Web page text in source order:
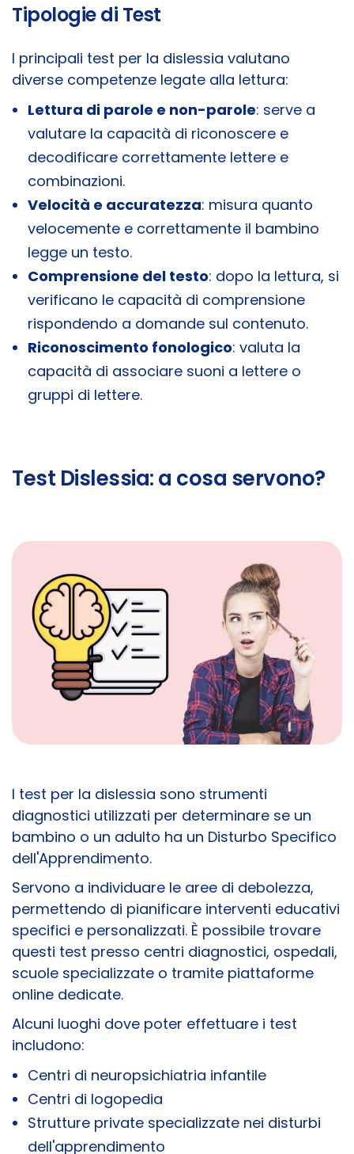
Tipologie di Test
I principali test per la dislessia valutano
diverse competenze legate alla lettura:
Lettura di parole e non-parole: serve a
valutare la capacità di riconoscere e
decodificare correttamente lettere e
combinazioni.
Velocità e accuratezza: misura quanto
velocemente e correttamente il bambino
legge un testo.
Comprensione del testo: dopo la lettura, si
verificano le capacità di comprensione
rispondendo a domande sul contenuto.
Riconoscimento fonologico: valuta la
capacità di associare suoni a lettere o
gruppi di lettere.
Test Dislessia: a cosa servono?
I test per la dislessia sono strumenti
diagnostici utilizzati per determinare se un
bambino o un adulto ha un Disturbo Specifico
dell'Apprendimento.
Servono a individuare le aree di debolezza,
permettendo di pianificare interventi educativi
specifici e personalizzati. È possibile trovare
questi test presso centri diagnostici, ospedali,
scuole specializzate o tramite piattaforme
online dedicate.
Alcuni luoghi dove poter effettuare i test
includono:
Centri di neuropsichiatria infantile
Centri di logopedia
Strutture private specializzate nei disturbi
dell'apprendimento